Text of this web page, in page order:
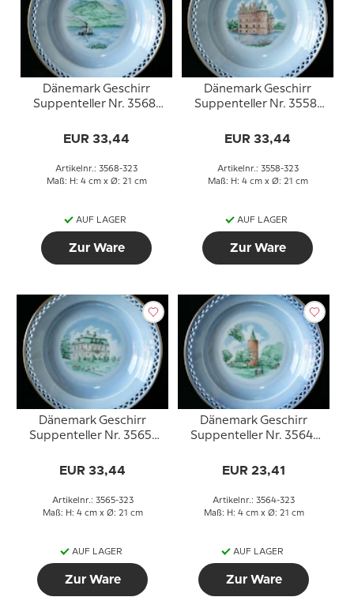
Dänemark Geschirr
Suppenteller Nr. 3568-
EUR 33,44
Artikelnr.: 3568-323
Maß: H: 4 cm x Ø: 21 cm
AUF LAGER
Zur Ware
Dänemark Geschirr
Suppenteller Nr. 3558-
EUR 33,44
Artikelnr.: 3558-323
Maß: H: 4 cm x Ø: 21 cm
AUF LAGER
Zur Ware
Dänemark Geschirr
Suppenteller Nr. 3565-
EUR 33,44
Artikelnr.: 3565-323
Maß: H: 4 cm x Ø: 21 cm
AUF LAGER
Zur Ware
Dänemark Geschirr
Suppenteller Nr. 3564-
EUR 23,41
Artikelnr.: 3564-323
Maß: H: 4 cm x Ø: 21 cm
AUF LAGER
Zur Ware